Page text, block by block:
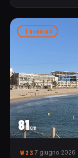
81km
RUNNING
W23 7 giugno 2026